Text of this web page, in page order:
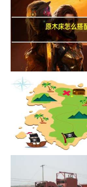
原木床怎么搭配
寻宝？寻宝2021价格和